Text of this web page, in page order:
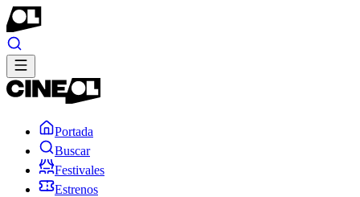
Portada
Buscar
Festivales
Estrenos